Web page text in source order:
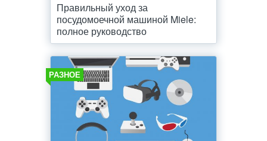
Правильный уход за
посудомоечной машиной Miele:
полное руководство
РАЗНОЕ